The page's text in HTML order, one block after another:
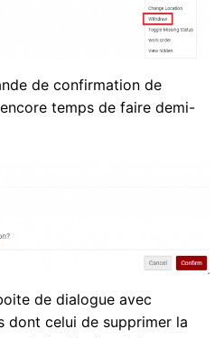
de confirmation de
temps de faire demi-
de dialogue avec
dont celui de supprimer la